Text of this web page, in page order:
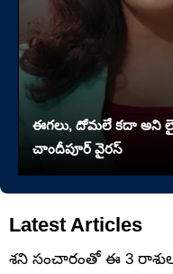
ఈగలు, దోమలే కదా అని
చాందీపూర్ వైరస్
Latest Articles
శని సంచారంతో ఈ 3